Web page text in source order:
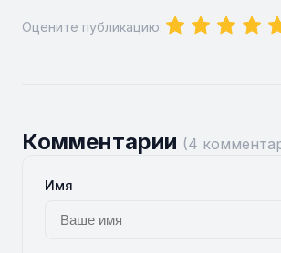
Оцените публикацию:
Комментарии (4
Имя